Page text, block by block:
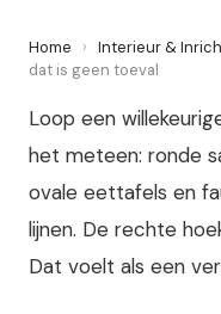
Home › Interieur &
dat is geen toeval
Loop een
het meteen: ronde
ovale eettafels en
lijnen. De rechte
Dat voelt als een